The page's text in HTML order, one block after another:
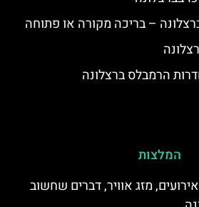
– בריכה מקורה או פתוחה
הרמבלס ברצלונה
המלצות
מזג אוויר, דברים שחשוב